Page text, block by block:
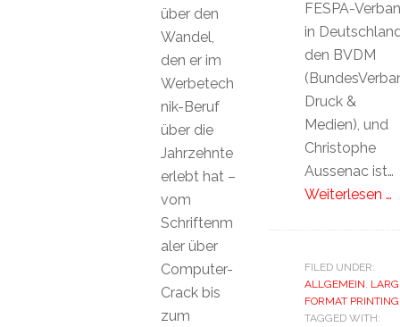
FESPA-
in
den BVDM
Druck &
Medien), und
Christophe
Aussenac ist…
Weiterlesen …
FILED UNDER:
ALLGEMEIN,
FORMAT PRINTING
TAGGED WITH:
über den
Wandel,
den er im
Werbetech
nik-Beruf
über die
Jahrzehnte
erlebt hat –
vom
Schriftenm
aler über
Computer-
Crack bis
zum